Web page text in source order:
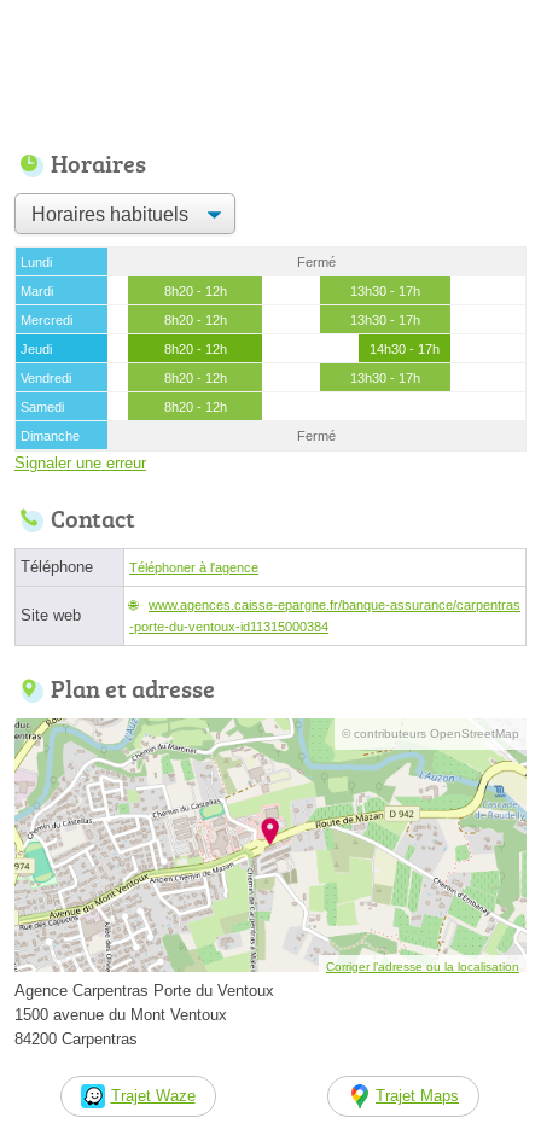
Horaires
Lundi
Fermé
Mardi
8h20 - 12h
13h30 - 17h
Mercredi
8h20 - 12h
13h30 - 17h
Jeudi
8h20 - 12h
14h30 - 17h
Vendredi
8h20 - 12h
13h30 - 17h
Samedi
8h20 - 12h
Dimanche
Fermé
Signaler une erreur
Contact
Téléphone Téléphoner à l'agence
Site web
www.agences.caisse-epargne.fr/banque-assurance/carpentras
-porte-du-ventoux-id11315000384
Plan et adresse
© contributeurs OpenStreetMap
Corriger l’adresse ou la localisation
Agence Carpentras Porte du Ventoux
1500 avenue du Mont Ventoux
84200 Carpentras
Trajet Waze Trajet Maps